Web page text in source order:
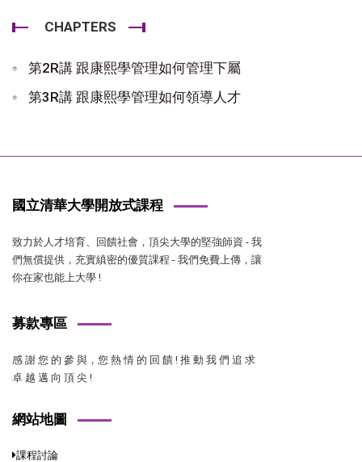
CHAPTERS
第2R講 跟康熙學管理如何管理下屬
第3R講 跟康熙學管理如何領導人才
國立清華大學開放式課程
致力於人才培育、回饋社會，頂尖大學的堅強師資 - 我
們無償提供，充實縝密的優質課程 - 我們免費上傳，讓
你在家也能上大學 !
募款專區
感 謝 您 的 參 與，您 熱 情 的 回 饋 ! 推 動 我 們 追 求
卓 越 邁 向 頂 尖 !
網站地圖
課程討論